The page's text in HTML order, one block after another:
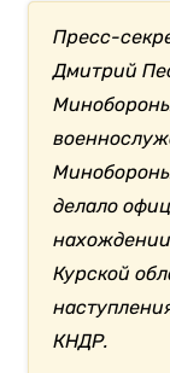
Пресс-
Дмитрий
делало
Курской
КНДР.